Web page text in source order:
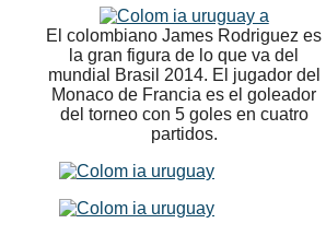
El colombiano James Rodriguez es
la gran figura de lo que va del
mundial Brasil 2014. El jugador del
Monaco de Francia es el goleador
del torneo con 5 goles en cuatro
partidos.